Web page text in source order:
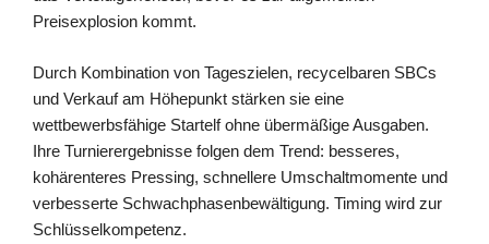
Preisexplosion kommt.
Durch Kombination von Tageszielen, recycelbaren SBCs
und Verkauf am Höhepunkt stärken sie eine
wettbewerbsfähige Startelf ohne übermäßige Ausgaben.
Ihre Turnierergebnisse folgen dem Trend: besseres,
kohärenteres Pressing, schnellere Umschaltmomente und
verbesserte Schwachphasenbewältigung. Timing wird zur
Schlüsselkompetenz.